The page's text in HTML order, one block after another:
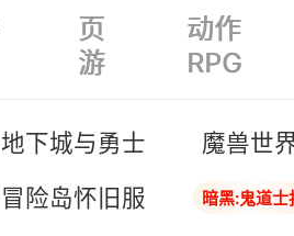
页
游
动作
RPG
地下城与勇士
魔兽世
冒险岛怀旧服
暗黑:鬼道士